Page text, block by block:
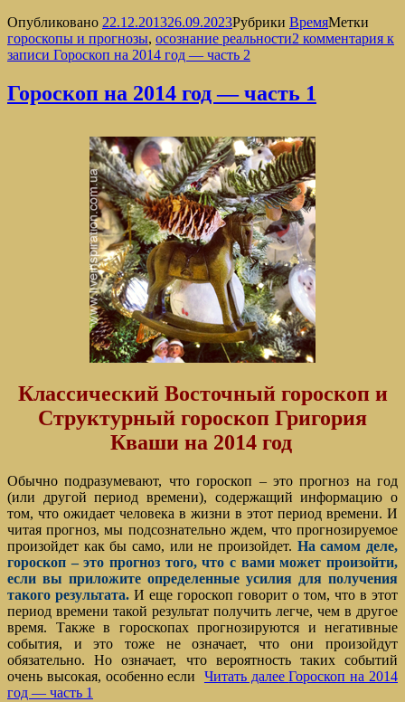
Опубликовано 22.12.201326.09.2023Рубрики ВремяМетки
гороскопы и прогнозы, осознание реальности2 комментария к
записи Гороскоп на 2014 год — часть 2
Гороскоп на 2014 год — часть 1
Классический Восточный гороскоп и
Структурный гороскоп Григория
Кваши на 2014 год
Обычно подразумевают, что гороскоп – это прогноз на год
(или другой период времени), содержащий информацию о
том, что ожидает человека в жизни в этот период времени. И
читая прогноз, мы подсознательно ждем, что прогнозируемое
произойдет как бы само, или не произойдет. На самом деле,
гороскоп – это прогноз того, что с вами может произойти,
если вы приложите определенные усилия для получения
такого результата. И еще гороскоп говорит о том, что в этот
период времени такой результат получить легче, чем в другое
время. Также в гороскопах прогнозируются и негативные
события, и это тоже не означает, что они произойдут
обязательно. Но означает, что вероятность таких событий
очень высокая, особенно если Читать далееГороскоп на 2014
год — часть 1